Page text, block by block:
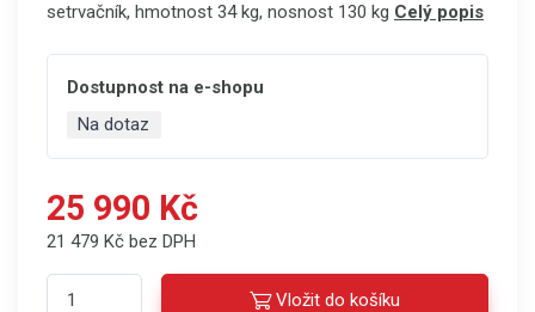
setrvačník, hmotnost 34 kg, nosnost 130 kg Celý popis
Dostupnost na e-shopu
Na dotaz
25 990 Kč
21 479 Kč bez DPH
Vložit do košíku